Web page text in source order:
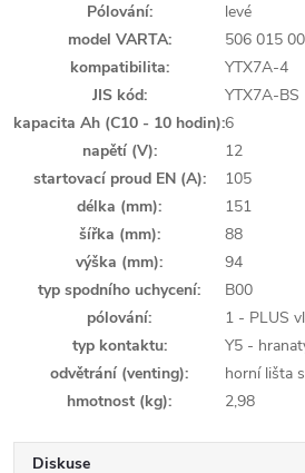
Pólování:
levé
model VARTA:
506 015
kompatibilita:
YTX7A-4
JIS kód:
YTX7A-BS
kapacita Ah (C10 - 10 hodin):6
napětí (V):
12
startovací proud EN (A):
105
délka (mm):
151
šířka (mm):
88
výška (mm):
94
typ spodního uchycení:
B00
pólování:
1 - PLUS
typ kontaktu:
Y5 -
odvětrání (venting):
horní lišta
hmotnost (kg): 2,98
Diskuse